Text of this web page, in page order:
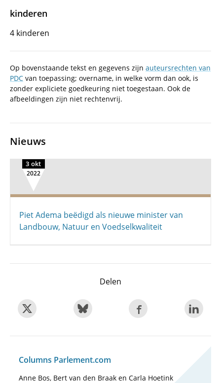
kinderen
4 kinderen
Op bovenstaande tekst en gegevens zijn auteursrechten van
PDC van toepassing; overname, in welke vorm dan ook, is
zonder expliciete goedkeuring niet toegestaan. Ook de
afbeeldingen zijn niet rechtenvrij.
Nieuws
3 okt
2022
Piet Adema beëdigd als nieuwe minister van
Landbouw, Natuur en Voedselkwaliteit
Delen
Columns Parlement.com
Anne Bos, Bert van den Braak en Carla Hoetink